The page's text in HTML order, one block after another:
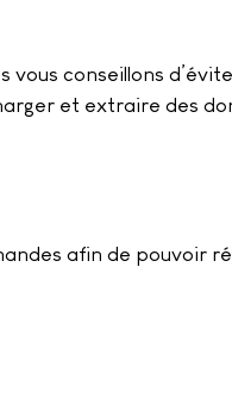
vous conseillons
et extraire des
afin de pouvoir